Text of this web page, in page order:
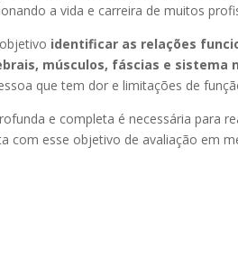
a vida e carreira de muitos
identificar as relações
músculos, fáscias e sistema
que tem dor e limitações de
e completa é necessária para
com esse objetivo de avaliação em